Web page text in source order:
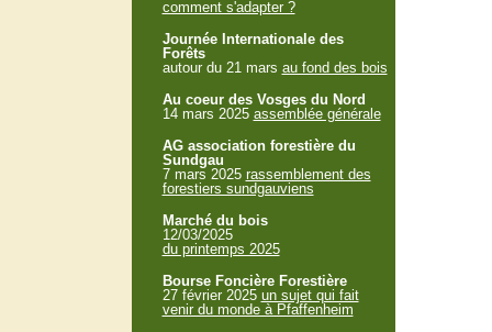
comment s'adapter ?
Journée Internationale des
Forêts
autour du 21 mars au fond des bois
Au coeur des Vosges du Nord
14 mars 2025 assemblée générale
AG association forestière du
Sundgau
7 mars 2025 rassemblement des
forestiers sundgauviens
Marché du bois
12/03/2025
du printemps 2025
Bourse Foncière Forestière
27 février 2025 un sujet qui fait
venir du monde à Pfaffenheim